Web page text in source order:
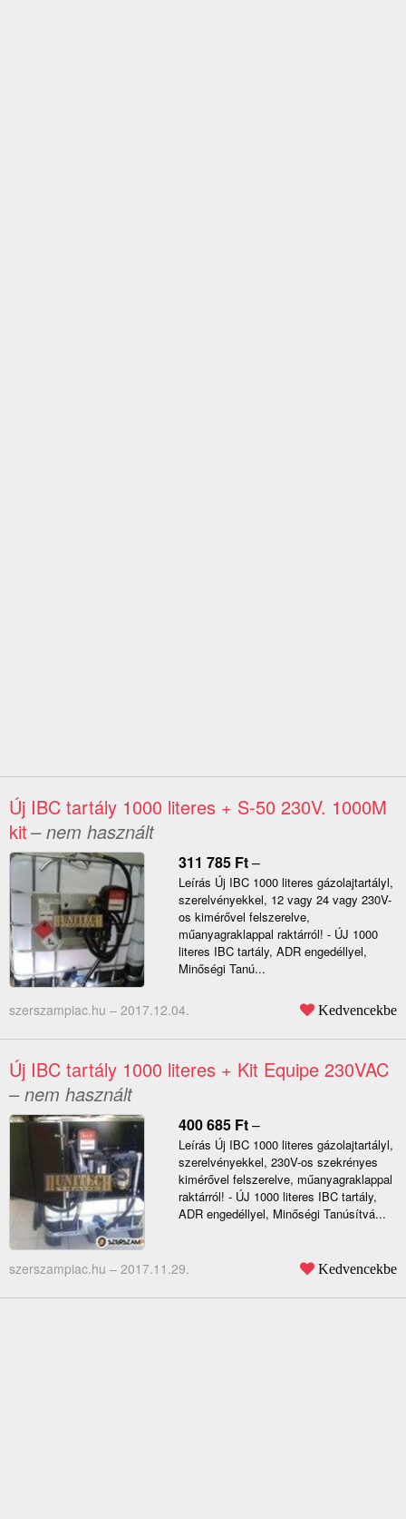
Új IBC tartály 1000 literes + S-50 230V. 1000M
kit– nem használt
311 785 Ft–
Leírás Új IBC 1000 literes gázolajtartályl,
szerelvényekkel, 12 vagy 24 vagy 230V-
os kimérővel felszerelve,
műanyagraklappal raktárról! - ÚJ 1000
literes IBC tartály, ADR engedéllyel,
Minőségi Tanú...
szerszampiac.hu – 2017.12.04. Kedvencekbe
Új IBC tartály 1000 literes + Kit Equipe 230VAC
– nem használt
400 685 Ft–
Leírás Új IBC 1000 literes gázolajtartályl,
szerelvényekkel, 230V-os szekrényes
kimérővel felszerelve, műanyagraklappal
raktárról! - ÚJ 1000 literes IBC tartály,
ADR engedéllyel, Minőségi Tanúsítvá...
szerszampiac.hu – 2017.11.29. Kedvencekbe